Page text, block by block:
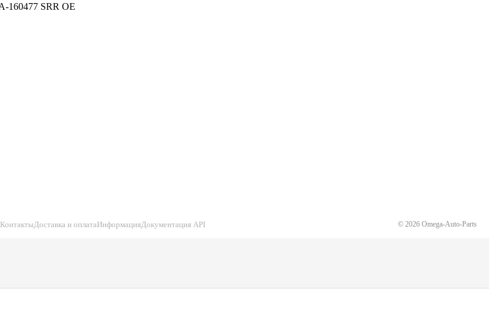
160477 SRR OE
КонтактыДоставка и оплатаИнформацияДокументация API © 2026 Omega-Auto-Parts